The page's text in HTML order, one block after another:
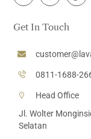
Get In Touch
0811-1688-
Head Office
Jl. Wolter
Selatan